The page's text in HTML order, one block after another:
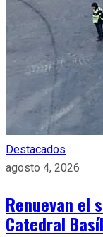
Destacados
agosto 4, 2026
Renuevan el
Catedral